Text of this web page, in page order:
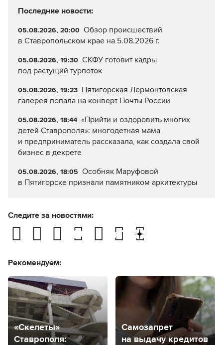
Последние новости:
05.08.2026, 20:00 Обзор происшествий
в Ставропольском крае на 5.08.2026 г.
05.08.2026, 19:30 СКФУ готовит кадры
под растущий турпоток
05.08.2026, 19:23 Пятигорская Лермонтовская
галерея попала на конверт Почты России
05.08.2026, 18:44 «Прийти и оздоровить многих
детей Ставрополя»: многодетная мама
и предприниматель рассказала, как создала свой
бизнес в декрете
05.08.2026, 18:05 Особняк Маруфовой
в Пятигорске признали памятником архитектуры
Следите за новостями:
Рекомендуем:
«Скелеты»
Ставрополя:
Самозапрет
на выдачу кредитов